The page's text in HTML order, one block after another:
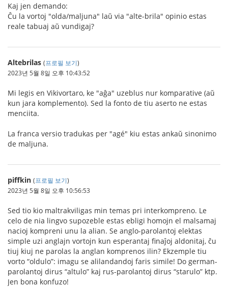
Kaj jen demando:
Ĉu la vortoj "olda/maljuna" laŭ via "alte-brila" opinio estas
reale tabuaj aŭ vundigaj?
Altebrilas (프로필 보기)
2023년 5월 8일 오후 10:43:52
Mi legis en Vikivortaro, ke "aĝa" uzeblus nur komparative (aŭ
kun jara komplemento). Sed la fonto de tiu aserto ne estas
menciita.
La franca versio tradukas per "agé" kiu estas ankaŭ sinonimo
de maljuna.
piffkin (프로필 보기)
2023년 5월 8일 오후 10:56:53
Sed tio kio maltrakviligas min temas pri interkompreno. Le
celo de nia lingvo supozeble estas ebligi homojn el malsamaj
nacioj kompreni unu la alian. Se anglo-parolantoj elektas
simple uzi anglajn vortojn kun esperantaj finaĵoj aldonitaj, ĉu
tiuj kiuj ne parolas la anglan komprenos ilin? Ekzemple tiu
vorto “oldulo”: imagu se alilandandoj faris simile! Do german-
parolantoj dirus “altulo” kaj rus-parolantoj dirus “starulo” ktp.
Jen bona konfuzo!